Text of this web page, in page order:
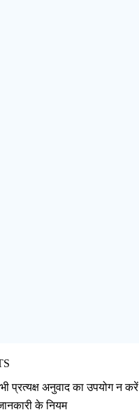
प्रत्यक्ष अनुवाद का उपयोग न करें
के नियम